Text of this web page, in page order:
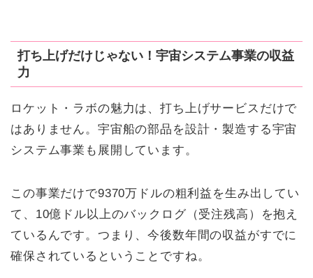
打ち上げだけじゃない！宇宙システム事業の収益
力
ロケット・ラボの魅力は、打ち上げサービスだけで
はありません。宇宙船の部品を設計・製造する宇宙
システム事業も展開しています。
この事業だけで9370万ドルの粗利益を生み出してい
て、10億ドル以上のバックログ（受注残高）を抱え
ているんです。つまり、今後数年間の収益がすでに
確保されているということですね。